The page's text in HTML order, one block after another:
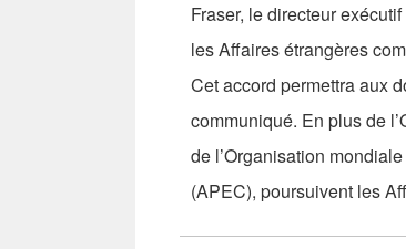
Fraser, le directeur
les Affaires étrangères
Cet accord permettra aux
communiqué. En plus de
de l’Organisation
(APEC), poursuivent les